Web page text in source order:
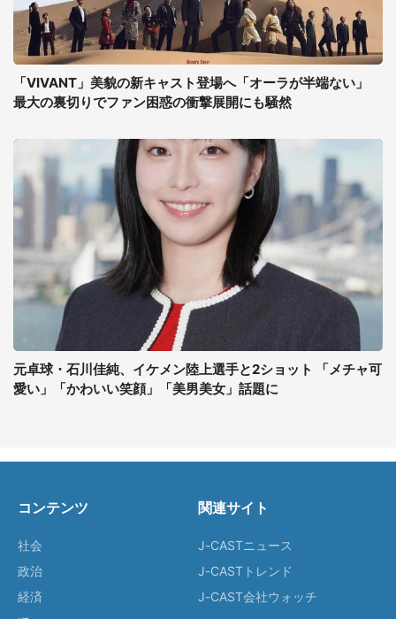
「VIVANT」美貌の新キャスト登場へ「オーラが半端ない」
最大の裏切りでファン困惑の衝撃展開にも騒然
元卓球・石川佳純、イケメン陸上選手と2ショット 「メチャ可
愛い」「かわいい笑顔」「美男美女」話題に
コンテンツ
社会
政治
経済
関連サイト
J-CASTニュース
J-CASTトレンド
J-CAST会社ウォッチ